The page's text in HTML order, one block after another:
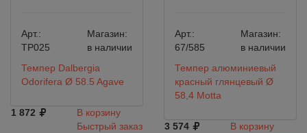
Арт.:
TP025
Магазин:
в наличии
Темпер Dalbergia
Odorifera Ø 58.5 Agave
1 872
В корзину
Быстрый заказ
Арт.:
67/585
Магазин:
в наличии
Темпер алюминиевый
красный глянцевый Ø
58,4 Motta
3 574
В корзину